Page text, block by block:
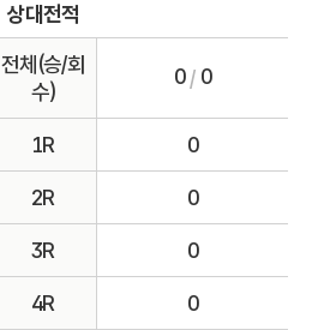
상대전적
전체(승/회
수)
0/0
1R 0
2R 0
3R 0
4R 0